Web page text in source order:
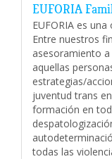
EUFORIA
EUFORIA es
Entre nuestros
asesoramiento
aquellas
estrategias/
juventud trans
formación en
todas las